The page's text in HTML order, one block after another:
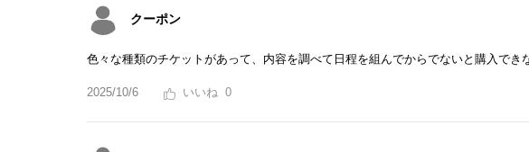
クーポン
色々な種類のチケットがあって、内容を調べて日程を組んでからでないと購入でき
2025/10/6 0